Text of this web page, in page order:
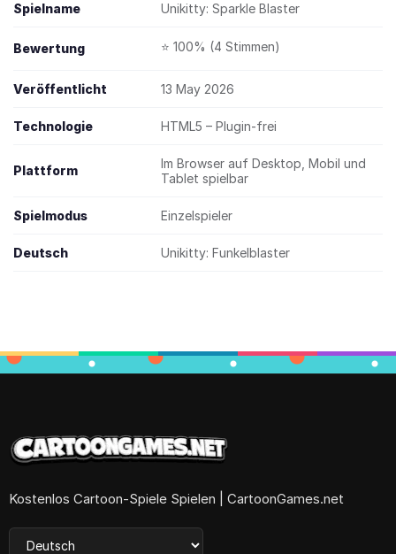
Spielname Unikitty: Sparkle Blaster
Bewertung ⭐ 100% (4 Stimmen)
Veröffentlicht 13 May 2026
Technologie HTML5 – Plugin-frei
Plattform
Im Browser auf Desktop, Mobil und
Tablet spielbar
Spielmodus Einzelspieler
Deutsch Unikitty: Funkelblaster
Kostenlos Cartoon-Spiele Spielen | CartoonGames.net